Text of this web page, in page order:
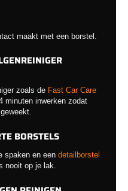
maakt met een borstel.
zoals de Fast Car Care
minuten inwerken zodat
BORSTELS
spaken en een detailborstel
nooit op je lak.